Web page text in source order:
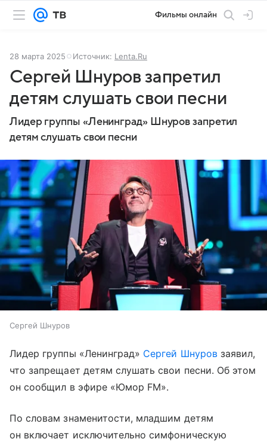
Фильмы онлайн
28 марта 2025 Источник: Lenta.Ru
Сергей Шнуров запретил
детям слушать свои песни
Лидер группы «Ленинград» Шнуров запретил
детям слушать свои песни
Сергей Шнуров
Лидер группы «Ленинград» Сергей Шнуровзаявил,
что запрещает детям слушать свои песни. Об этом
он сообщил в эфире «Юмор FM».
По словам знаменитости, младшим детям
он включает исключительно симфоническую